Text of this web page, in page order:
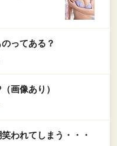
ってある？
画像あり）
われてしまう・・・